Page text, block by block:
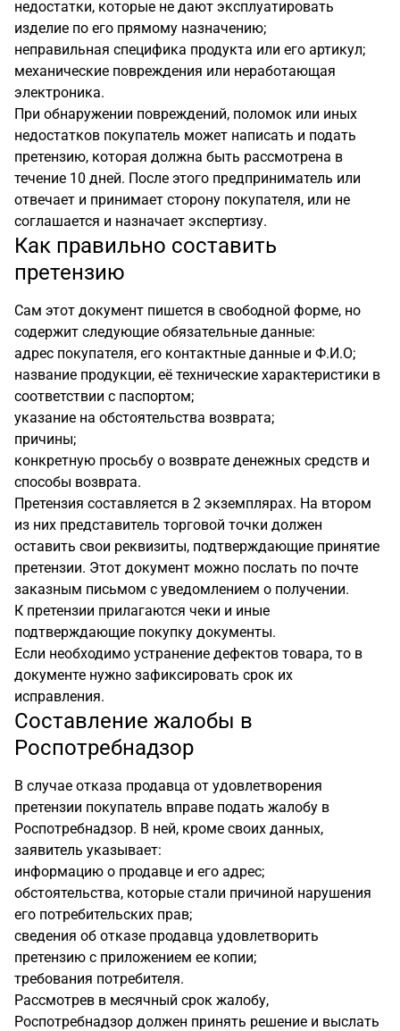
недостатки, которые не дают эксплуатировать
изделие по его прямому назначению;
неправильная специфика продукта или его артикул;
механические повреждения или неработающая
электроника.
При обнаружении повреждений, поломок или иных
недостатков покупатель может написать и подать
претензию, которая должна быть рассмотрена в
течение 10 дней. После этого предприниматель или
отвечает и принимает сторону покупателя, или не
соглашается и назначает экспертизу.
Как правильно составить
претензию
Сам этот документ пишется в свободной форме, но
содержит следующие обязательные данные:
адрес покупателя, его контактные данные и Ф.И.О;
название продукции, её технические характеристики в
соответствии с паспортом;
указание на обстоятельства возврата;
причины;
конкретную просьбу о возврате денежных средств и
способы возврата.
Претензия составляется в 2 экземплярах. На втором
из них представитель торговой точки должен
оставить свои реквизиты, подтверждающие принятие
претензии. Этот документ можно послать по почте
заказным письмом с уведомлением о получении.
К претензии прилагаются чеки и иные
подтверждающие покупку документы.
Если необходимо устранение дефектов товара, то в
документе нужно зафиксировать срок их
исправления.
Составление жалобы в
Роспотребнадзор
В случае отказа продавца от удовлетворения
претензии покупатель вправе подать жалобу в
Роспотребнадзор. В ней, кроме своих данных,
заявитель указывает:
информацию о продавце и его адрес;
обстоятельства, которые стали причиной нарушения
его потребительских прав;
сведения об отказе продавца удовлетворить
претензию с приложением ее копии;
требования потребителя.
Рассмотрев в месячный срок жалобу,
Роспотребнадзор должен принять решение и выслать